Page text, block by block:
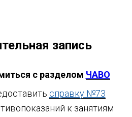
запись
с разделом ЧАВО
справку №73
к занятиям